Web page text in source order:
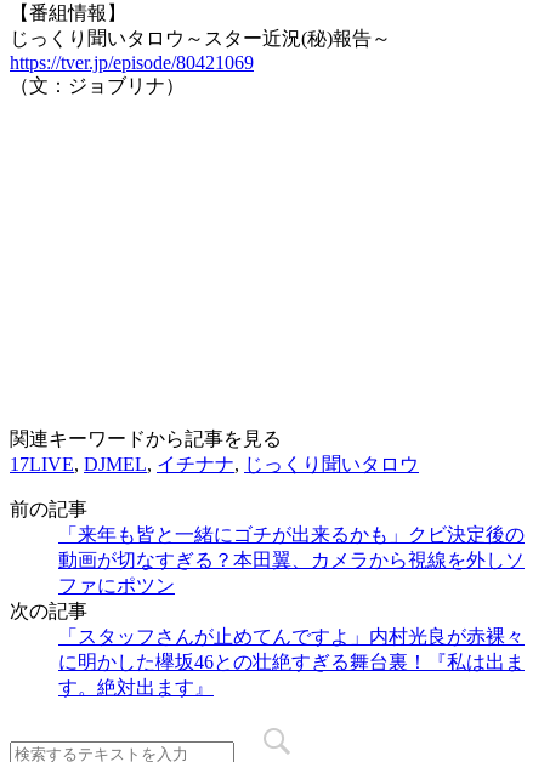
【番組情報】
じっくり聞いタロウ～スター近況(秘)報告～
https://tver.jp/episode/80421069
（文：ジョブリナ）
関連キーワードから記事を見る
17LIVE, DJMEL, イチナナ, じっくり聞いタロウ
前の記事
「来年も皆と一緒にゴチが出来るかも」クビ決定後の
動画が切なすぎる？本田翼、カメラから視線を外しソ
ファにポツン
次の記事
「スタッフさんが止めてんですよ」内村光良が赤裸々
に明かした欅坂46との壮絶すぎる舞台裏！『私は出ま
す。絶対出ます』